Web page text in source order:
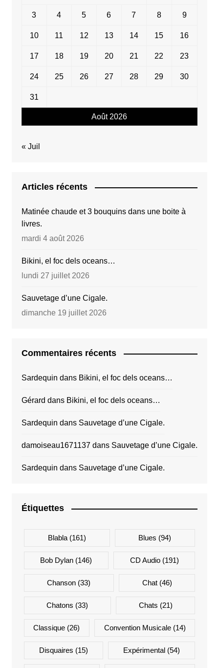
Août 2026
3 4 5 6 7 8 9
10 11 12 13 14 15 16
17 18 19 20 21 22 23
24 25 26 27 28 29 30
31
« Juil
Articles récents
Matinée chaude et 3 bouquins dans une boite à
livres.
mardi 4 août 2026
Bikini, el foc dels oceans…
lundi 27 juillet 2026
Sauvetage d’une Cigale.
dimanche 19 juillet 2026
Commentaires récents
Sardequin dans Bikini, el foc dels oceans…
Gérard dans Bikini, el foc dels oceans…
Sardequin dans Sauvetage d’une Cigale.
damoiseau1671137dans Sauvetage d’une Cigale.
Sardequin dans Sauvetage d’une Cigale.
Étiquettes
Blabla(161) Blues (94)
Bob Dylan (146) CD Audio(191)
Chanson (33) Chat(46)
Chatons (33) Chats (21)
Classique (26) Convention Musicale(14)
Disquaires (15) Expérimental (54)